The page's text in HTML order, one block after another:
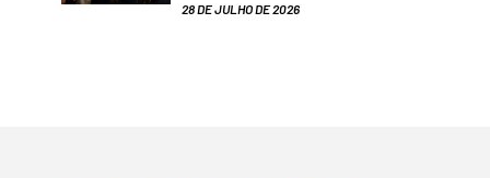
28 DE JULHO DE 2026